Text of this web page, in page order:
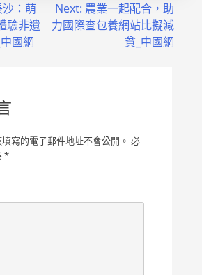
：萌
驗非遺
國網
Next: 農業一起配合，助
力國際查包養網站比擬減
貧_中國網
寫的電子郵件地址不會公開。 必
*